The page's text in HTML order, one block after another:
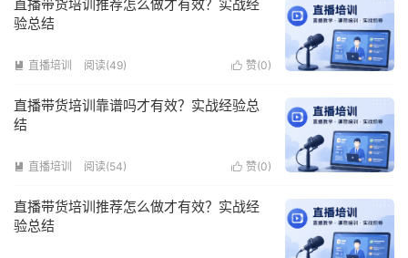
直播带货培训推荐怎么做才有效？实战经
验总结
 赞(0)
 直播培训 阅读(49)
直播带货培训靠谱吗才有效？实战经验总
结
 赞(0)
 直播培训 阅读(54)
直播带货培训推荐怎么做才有效？实战经
验总结